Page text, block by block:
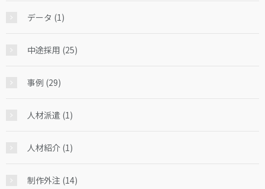
データ (1)
中途採用 (25)
事例 (29)
人材派遣 (1)
人材紹介 (1)
制作外注 (14)